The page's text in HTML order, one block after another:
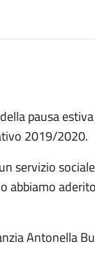
pausa
2019/2020.
servizio
abbiamo
Antonella